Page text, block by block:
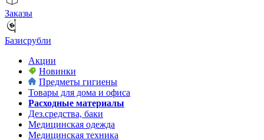
Заказы
Базисрубли
Акции
Новинки
Предметы гигиены
Товары для дома и офиса
Расходные материалы
Дез.средства, баки
Медицинская одежда
Медицинская техника